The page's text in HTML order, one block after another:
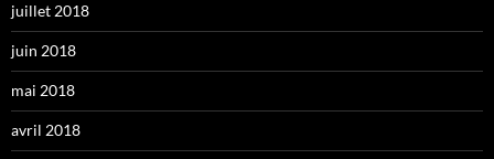
juillet 2018
juin 2018
mai 2018
avril 2018